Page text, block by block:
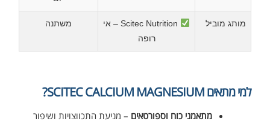
מותג מוביל
Scitec Nutrition – אי
רופה
משתנה
למי מתאים SCITEC CALCIUM MAGNESIUM?
מתאמני כוח וספורטאים – מניעת התכווצויות ושיפור